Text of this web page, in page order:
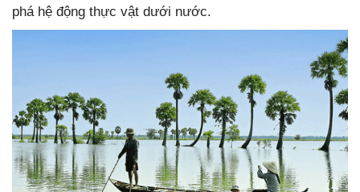
phá hệ động thực vật dưới nước.